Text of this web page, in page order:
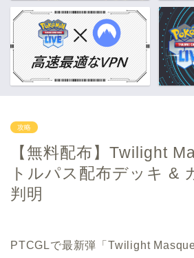
攻略
【無料配布】Twilight
トルパス配布デッキ &
判明
PTCGLで最新弾「Twilight